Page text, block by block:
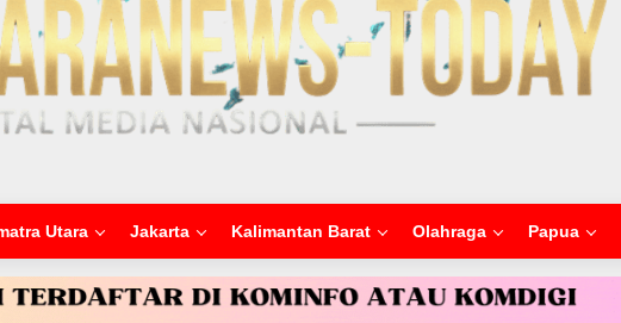
Utara Jakarta Kalimantan Barat Olahraga Papua